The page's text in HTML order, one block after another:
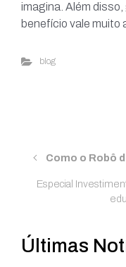
imagina. Além
benefício vale muito
blog
Como o Robô
Especial
Últimas